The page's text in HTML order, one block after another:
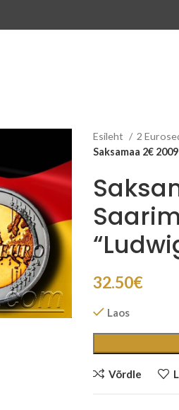
Esileht
2
Saksamaa 2€
32.50€
Laos
Võrdle